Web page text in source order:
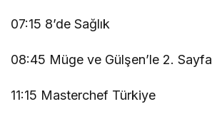
07:15 8’de Sağlık
08:45 Müge ve Gülşen’le 2. Sayfa
11:15 Masterchef Türkiye